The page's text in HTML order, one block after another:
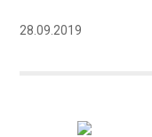
28.09.2019